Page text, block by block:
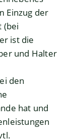
Einzug der
(bei
ist die
und Halter
den
hat und